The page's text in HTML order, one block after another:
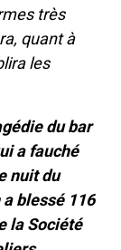
très
quant à
les
du bar
a fauché
nuit du
blessé 116
la Société